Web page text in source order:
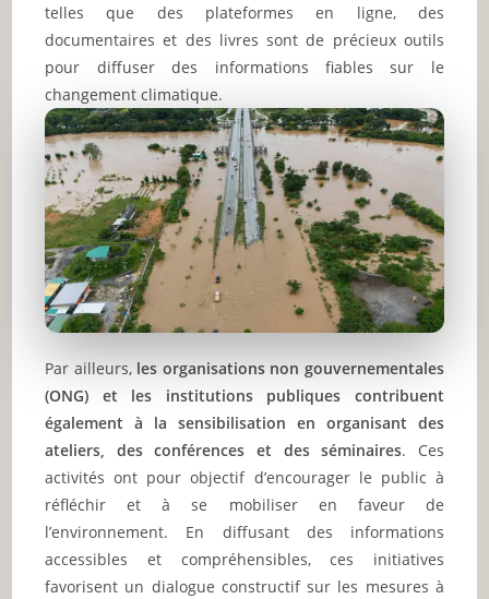
telles que des plateformes en ligne, des
documentaires et des livres sont de précieux outils
pour diffuser des informations fiables sur le
changement climatique.
Par ailleurs, les organisations non gouvernementales
(ONG) et les institutions publiques contribuent
également à la sensibilisation en organisant des
ateliers, des conférences et des séminaires. Ces
activités ont pour objectif d’encourager le public à
réfléchir et à se mobiliser en faveur de
l’environnement. En diffusant des informations
accessibles et compréhensibles, ces initiatives
favorisent un dialogue constructif sur les mesures à